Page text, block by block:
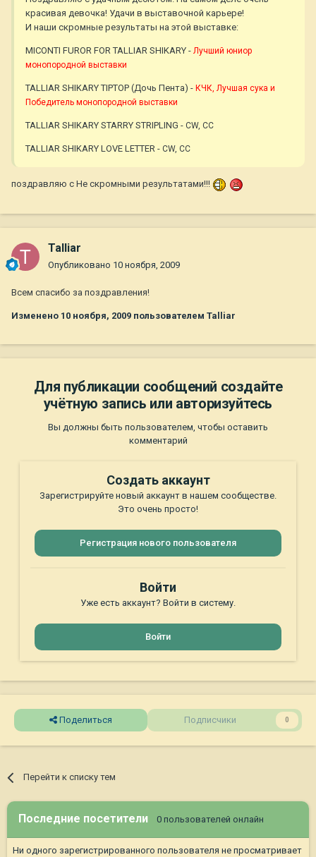
красивая девочка! Удачи в выставочной карьере!
И наши скромные результаты на этой выставке:
MICONTI FUROR FOR TALLIAR SHIKARY - Лучший юниор
монопородной выставки
TALLIAR SHIKARY TIPTOP (Дочь Пента) - КЧК, Лучшая сука и
Победитель монопородной выставки
TALLIAR SHIKARY STARRY STRIPLING - CW, CC
TALLIAR SHIKARY LOVE LETTER - CW, CC
поздравляю с Не скромными результатами!!!
Talliar
Опубликовано 10 ноября, 2009
Всем спасибо за поздравления!
Изменено 10 ноября, 2009 пользователем Talliar
Для публикации сообщений создайте
учётную запись или авторизуйтесь
Вы должны быть пользователем, чтобы оставить
комментарий
Создать аккаунт
Зарегистрируйте новый аккаунт в нашем сообществе.
Это очень просто!
Регистрация нового пользователя
Войти
Уже есть аккаунт? Войти в систему.
Войти
Поделиться Подписчики 0
Перейти к списку тем
Последние посетители 0 пользователей онлайн
Ни одного зарегистрированного пользователя не просматривает